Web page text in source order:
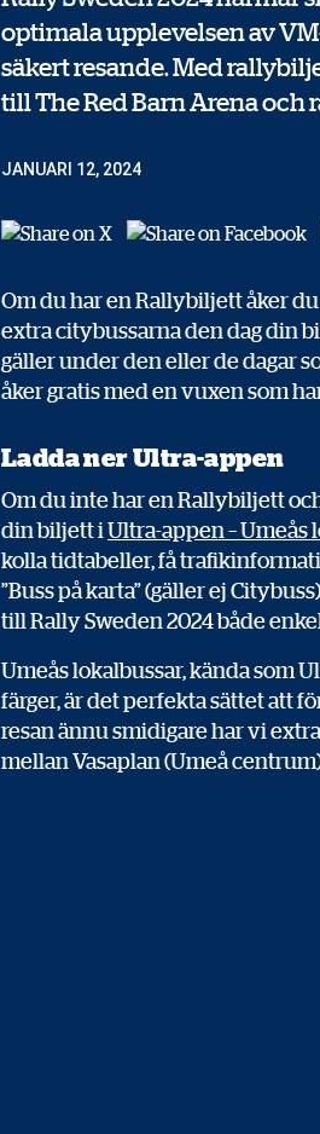
optimala upplevelsen av
säkert resande. Med
till The Red Barn Arena och
JANUARI 12, 2024
Om du har en Rallybiljett åker
extra citybussarna den dag din
gäller under den eller de dagar
åker gratis med en vuxen som
Ladda ner Ultra-appen
Om du inte har en Rallybiljett
din biljett i Ultra-appen – Umeås
kolla tidtabeller, få
”Buss på karta” (gäller ej
till Rally Sweden 2024 både
Umeås lokalbussar, kända som
färger, är det perfekta sättet att
resan ännu smidigare har vi
mellan Vasaplan (Umeå